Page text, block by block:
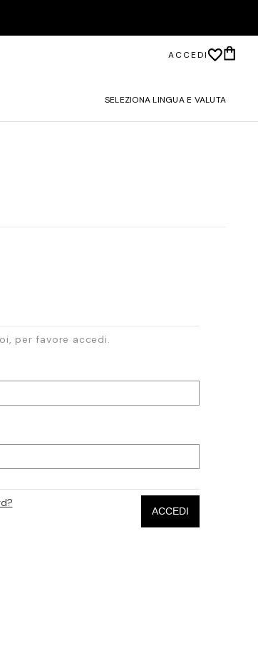
ACCEDI
SELEZIONA LINGUA E VALUTA
per favore accedi.